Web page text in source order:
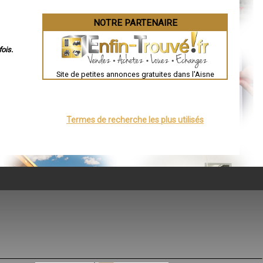
NOTRE PARTENAIRE
Site de petites annonces gratuites dans l'Aisne
Termes de recherche les plus utilisés